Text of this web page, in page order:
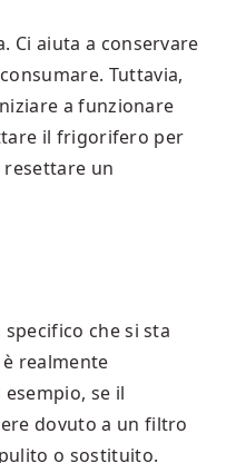
Ci aiuta a conservare
Tuttavia,
a funzionare
il frigorifero per
un
che si sta
realmente
se il
dovuto a un filtro
o sostituito.